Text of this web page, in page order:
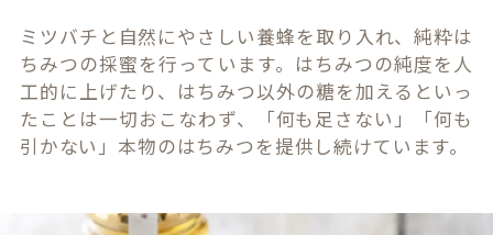
ミツバチと自然にやさしい養蜂を取り入れ、純粋は
ちみつの採蜜を行っています。はちみつの純度を人
工的に上げたり、はちみつ以外の糖を加えるといっ
たことは一切おこなわず、「何も足さない」「何も
引かない」本物のはちみつを提供し続けています。